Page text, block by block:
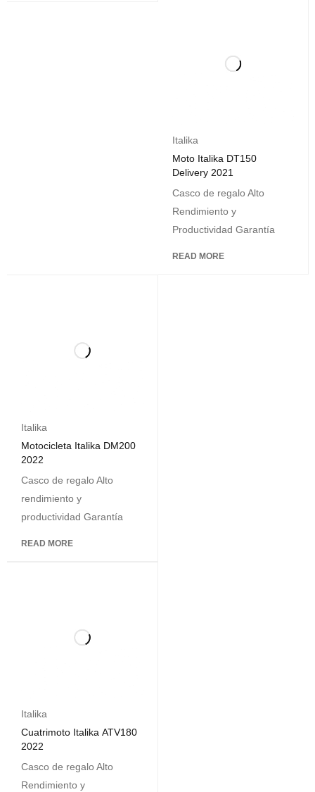
Italika
Moto Italika DT150
Delivery 2021
Casco de regalo Alto
Rendimiento y
Productividad Garantía
READ MORE
Italika
Motocicleta Italika DM200
2022
Casco de regalo Alto
rendimiento y
productividad Garantía
READ MORE
Italika
Cuatrimoto Italika ATV180
2022
Casco de regalo Alto
Rendimiento y